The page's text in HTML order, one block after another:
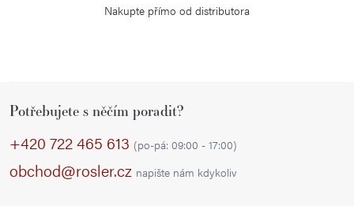
v
ý
p
i
Nakupte přímo od distributora
Potřebujete s něčím poradit?
+420 722 465 613 (po-pá: 09:00 - 17:00)
obchod@rosler.cz napište nám kdykoliv